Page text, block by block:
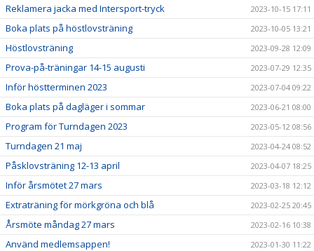
Reklamera jacka med Intersport-tryck 2023-10-15 17:11
Boka plats på höstlovsträning 2023-10-05 13:21
Höstlovsträning 2023-09-28 12:09
Prova-på-träningar 14-15 augusti 2023-07-29 12:35
Inför höstterminen 2023 2023-07-04 09:22
Boka plats på dagläger i sommar 2023-06-21 08:00
Program för Turndagen 2023 2023-05-12 08:56
Turndagen 21 maj 2023-04-24 08:52
Påsklovsträning 12-13 april 2023-04-07 18:25
Inför årsmötet 27 mars 2023-03-18 12:12
Extraträning för mörkgröna och blå 2023-02-25 20:45
Årsmöte måndag 27 mars 2023-02-16 10:38
Använd medlemsappen! 2023-01-30 11:22